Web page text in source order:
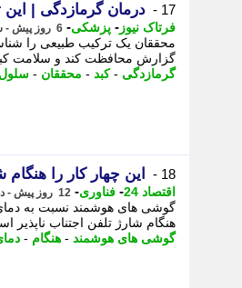
17 - درمان گرمازدگی |
فرتاک نیوز - پزشکی- 6 روز پیش - شنبه 10 مرداد 1405، 20:55
محققان یک ترکیب طبیعی را
گزارش محافظت کند و سلامت
گرمازدگی -کبد - محققان - سلول
18 - این چهار کار را هنگام
اقتصاد 24 - فناوری- 12 روز پیش - دوشنبه 5 مرداد 1405، 08:27
گوشی های هوشمند نسبت به دمای
هنگام شارژ تلفن اجتناب ناپذیر
گوشی های هوشمند - هنگام -